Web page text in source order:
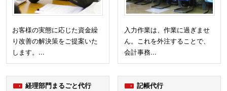
お客様の実態に応じた資金繰
り改善の解決策をご提案いた
します。...
入力作業は、作業に過ぎませ
ん。これを外注することで、
会計事務...
経理部門まるごと代行 記帳代行